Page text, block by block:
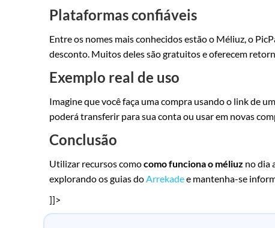
Plataformas confiáveis
Entre os nomes mais conhecidos estão o Méliuz, o
desconto. Muitos deles são gratuitos e oferecem
Exemplo real de uso
Imagine que você faça uma compra usando o link de
poderá transferir para sua conta ou usar em novas
Conclusão
Utilizar recursos comocomo funciona o méliuz no dia
explorando os guias doArrekadee mantenha-se
]]>